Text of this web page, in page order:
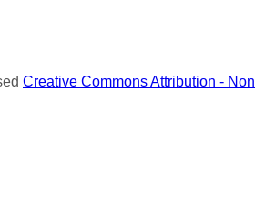
Creative Commons Attribution -